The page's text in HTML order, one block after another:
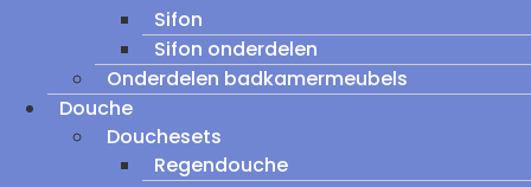
Sifon
Sifon onderdelen
Onderdelen badkamermeubels
Douche
Douchesets
Regendouche